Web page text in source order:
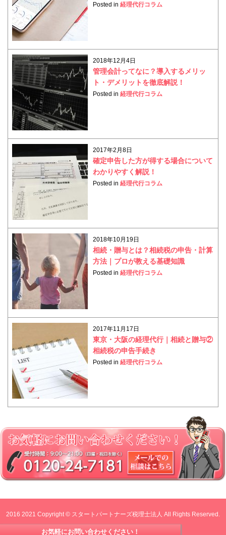
Posted in経理代行コラム
2018年12月4日
管理会計ってなに？導入するメリッ
ト・デメリットを徹底解説！
Posted in経理代行コラム
2017年2月8日
確定申告した方が得する場合について
わかりやすく解説！
Posted in経理代行コラム
2018年10月19日
相続・贈与とは？相続税の申告・計算
方法｜プロが教える基礎知識
Posted in経理代行コラム
2017年11月17日
東京・大阪の経理代行｜相続と贈与②
相続税の申告手続き
Posted in経理代行コラム
2016 2021 Copyright © スタートパートナーズ税理士法人 All Rights Reserved.
お気軽にお問い合わせください！